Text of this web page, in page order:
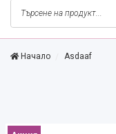
Начало Asdaaf